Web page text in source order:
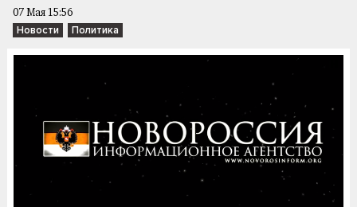
07 Мая 15:56
Новости Политика